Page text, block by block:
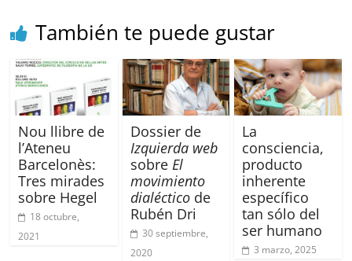
También te puede gustar
Nou llibre de
l’Ateneu
Barcelonès:
Tres mirades
sobre Hegel
18 octubre,
2021
Dossier de
Izquierda web
sobre El
movimiento
dialécticode
Rubén Dri
30 septiembre,
2020
La
consciencia,
producto
inherente
específico
tan sólo del
ser humano
3 marzo, 2025